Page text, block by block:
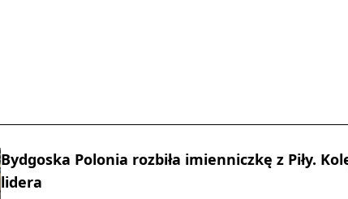
Bydgoska Polonia rozbiła imienniczkę z Piły.
lidera